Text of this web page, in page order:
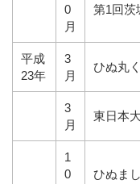
0
月
第1回茨
平成
23年
3
月
ひぬ丸
3
月
東日本
1
0
ひぬま